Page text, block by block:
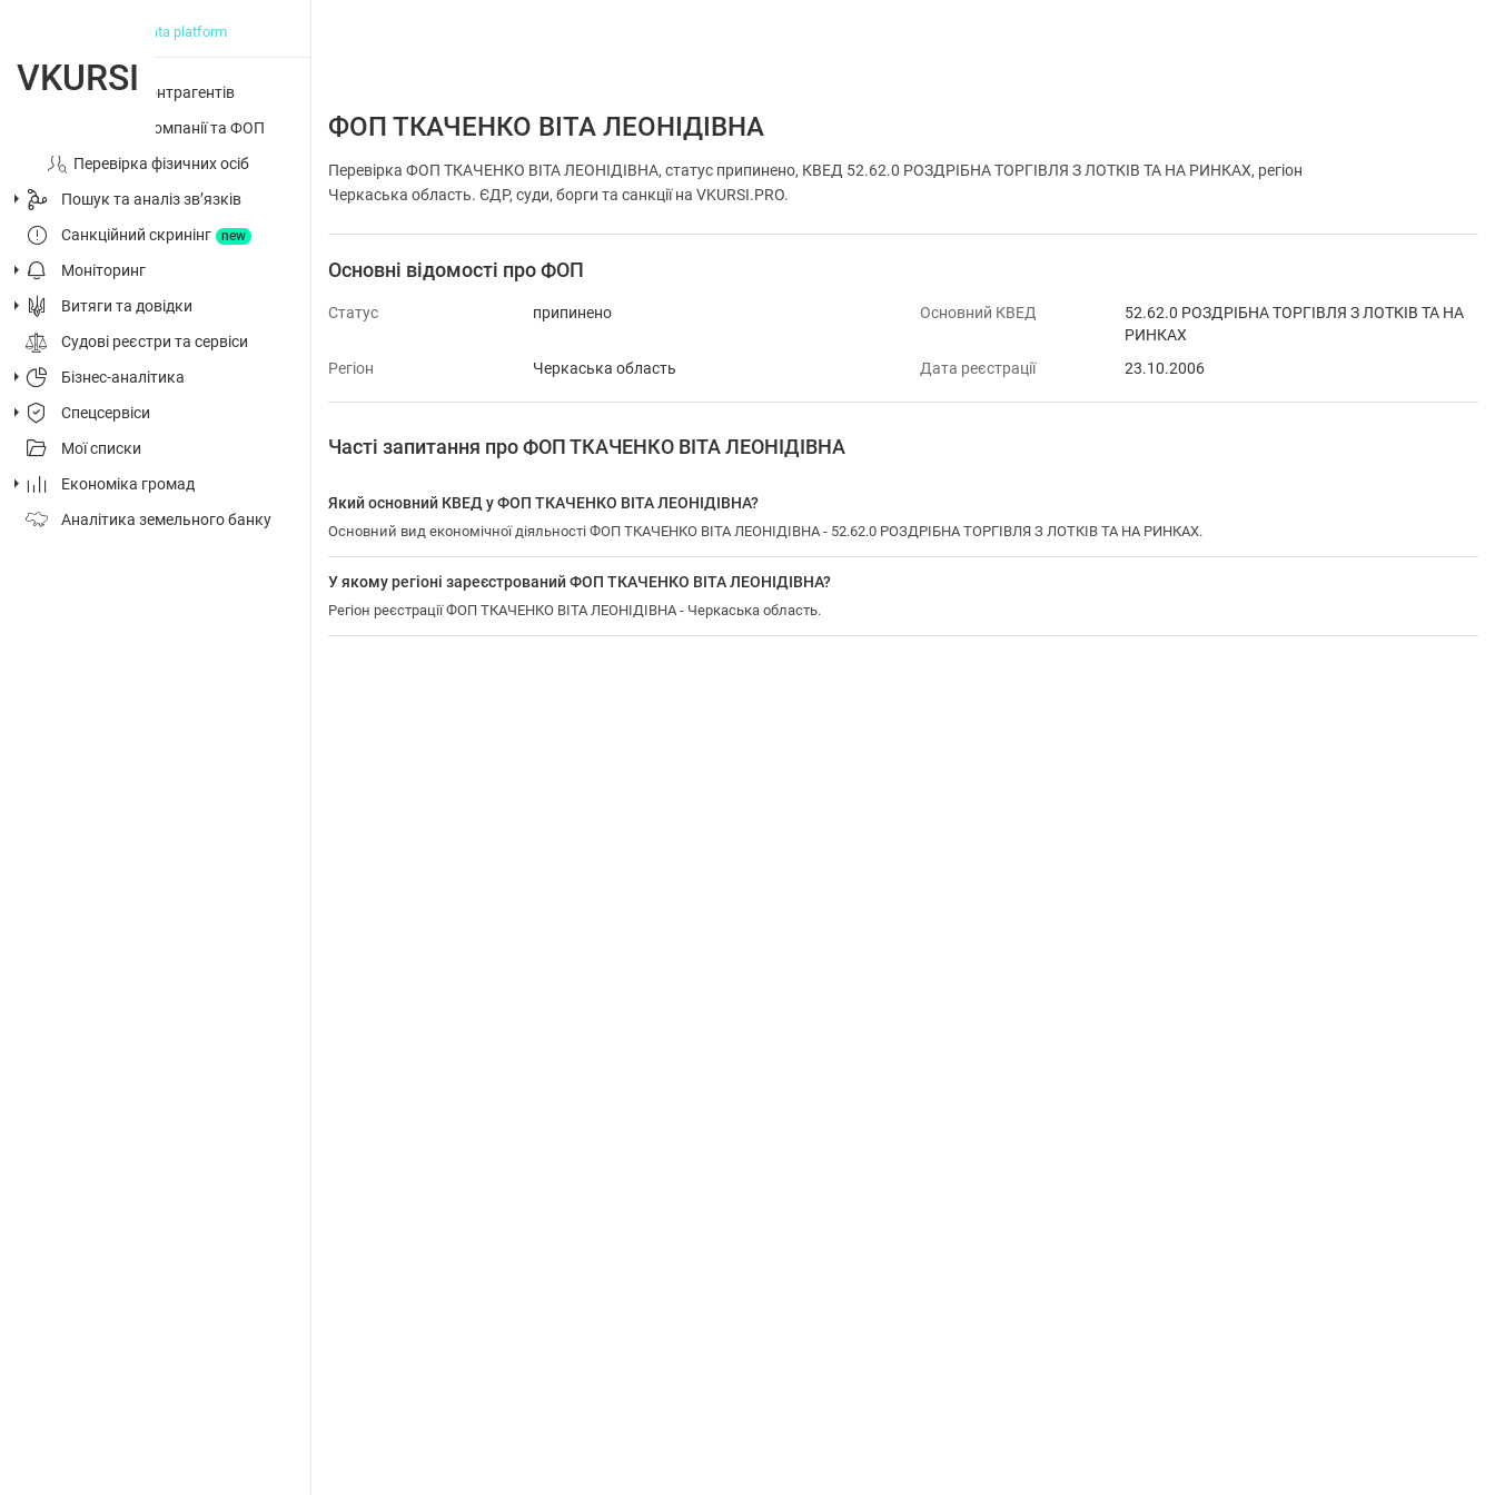
big data platform
Перевірка контрагентів
Досьє на компанії та ФОП
Перевірка фізичних осіб
Пошук та аналіз звʼязків
Санкційний скринінг
new
Моніторинг
Витяги та довідки
Судові реєстри та сервіси
Бізнес-аналітика
Спецсервіси
Мої списки
Економіка громад
Аналітика земельного банку
ФОП ТКАЧЕНКО ВІТА ЛЕОНІДІВНА
Перевірка ФОП ТКАЧЕНКО ВІТА ЛЕОНІДІВНА, статус припинено, КВЕД 52.62.0 РОЗДРІБНА ТОРГІВЛЯ З ЛОТКІВ ТА НА РИНКАХ, регіон
Черкаська область. ЄДР, суди, борги та санкції на VKURSI.PRO.
Основні відомості про ФОП
Статус припинено Основний КВЕД
52.62.0 РОЗДРІБНА ТОРГІВЛЯ З ЛОТКІВ ТА НА
РИНКАХ
Регіон
Черкаська область Дата реєстрації 23.10.2006
Часті запитання про ФОП ТКАЧЕНКО ВІТА ЛЕОНІДІВНА
Який основний КВЕД у ФОП ТКАЧЕНКО ВІТА ЛЕОНІДІВНА?
Основний вид економічної діяльності ФОП ТКАЧЕНКО ВІТА ЛЕОНІДІВНА - 52.62.0 РОЗДРІБНА ТОРГІВЛЯ З ЛОТКІВ ТА НА РИНКАХ.
У якому регіоні зареєстрований ФОП ТКАЧЕНКО ВІТА ЛЕОНІДІВНА?
Регіон реєстрації ФОП ТКАЧЕНКО ВІТА ЛЕОНІДІВНА - Черкаська область.
VKURSI